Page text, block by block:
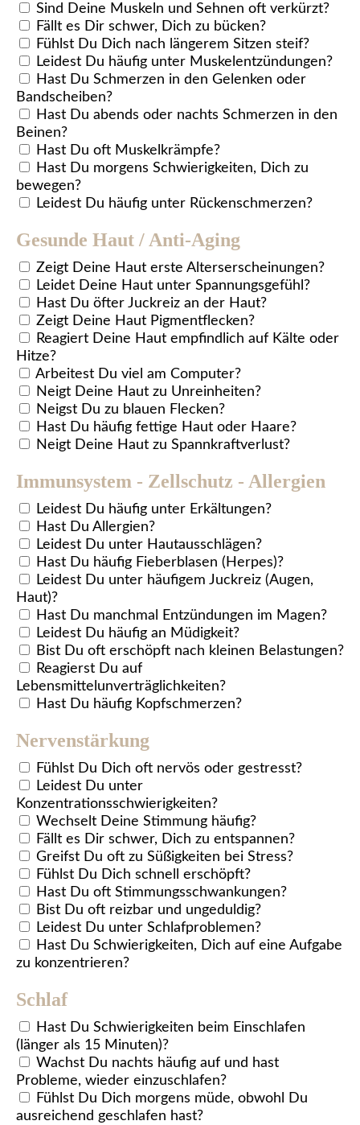
Sind Deine Muskeln und Sehnen oft verkürzt?
Fällt es Dir schwer, Dich zu bücken?
Fühlst Du Dich nach längerem Sitzen steif?
Leidest Du häufig unter Muskelentzündungen?
Hast Du Schmerzen in den Gelenken oder
Bandscheiben?
Hast Du abends oder nachts Schmerzen in den
Beinen?
Hast Du oft Muskelkrämpfe?
Hast Du morgens Schwierigkeiten, Dich zu
bewegen?
Leidest Du häufig unter Rückenschmerzen?
Gesunde Haut / Anti-Aging
Zeigt Deine Haut erste Alterserscheinungen?
Leidet Deine Haut unter Spannungsgefühl?
Hast Du öfter Juckreiz an der Haut?
Zeigt Deine Haut Pigmentflecken?
Reagiert Deine Haut empfindlich auf Kälte oder
Hitze?
Arbeitest Du viel am Computer?
Neigt Deine Haut zu Unreinheiten?
Neigst Du zu blauen Flecken?
Hast Du häufig fettige Haut oder Haare?
Neigt Deine Haut zu Spannkraftverlust?
Immunsystem - Zellschutz - Allergien
Leidest Du häufig unter Erkältungen?
Hast Du Allergien?
Leidest Du unter Hautausschlägen?
Hast Du häufig Fieberblasen (Herpes)?
Leidest Du unter häufigem Juckreiz (Augen,
Haut)?
Hast Du manchmal Entzündungen im Magen?
Leidest Du häufig an Müdigkeit?
Bist Du oft erschöpft nach kleinen Belastungen?
Reagierst Du auf
Lebensmittelunverträglichkeiten?
Hast Du häufig Kopfschmerzen?
Nervenstärkung
Fühlst Du Dich oft nervös oder gestresst?
Leidest Du unter
Konzentrationsschwierigkeiten?
Wechselt Deine Stimmung häufig?
Fällt es Dir schwer, Dich zu entspannen?
Greifst Du oft zu Süßigkeiten bei Stress?
Fühlst Du Dich schnell erschöpft?
Hast Du oft Stimmungsschwankungen?
Bist Du oft reizbar und ungeduldig?
Leidest Du unter Schlafproblemen?
Hast Du Schwierigkeiten, Dich auf eine Aufgabe
zu konzentrieren?
Schlaf
Hast Du Schwierigkeiten beim Einschlafen
(länger als 15 Minuten)?
Wachst Du nachts häufig auf und hast
Probleme, wieder einzuschlafen?
Fühlst Du Dich morgens müde, obwohl Du
ausreichend geschlafen hast?